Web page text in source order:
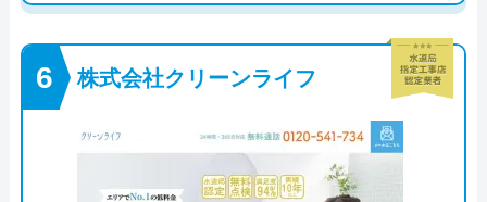
株式会社クリーンライフ